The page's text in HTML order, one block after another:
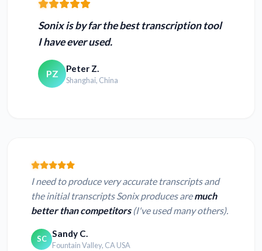
Sonix is by far the best transcription tool
I have ever used.
PZ Peter Z.
Shanghai, China
I need to produce very accurate transcripts and
the initial transcripts Sonix produces aremuch
better than competitors(I've used many others).
SC Sandy C.
Fountain Valley, CA USA